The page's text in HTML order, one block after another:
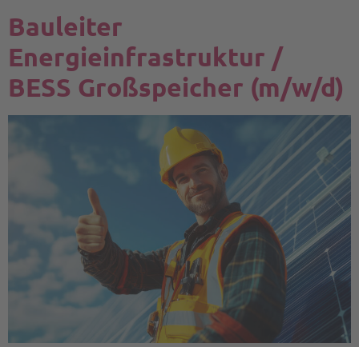
Bauleiter
Energieinfrastruktur /
BESS Großspeicher (m/w/d)